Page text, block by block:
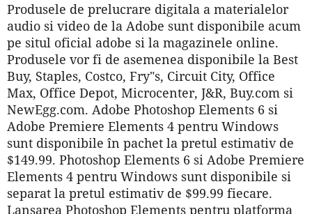
Produsele de prelucrare digitala a materialelor
audio si video de la Adobe sunt disponibile acum
pe situl oficial adobe si la magazinele online.
Produsele vor fi de asemenea disponibile la Best
Buy, Staples, Costco, Fry"s, Circuit City, Office
Max, Office Depot, Microcenter, J&R, Buy.com si
NewEgg.com. Adobe Photoshop Elements 6 si
Adobe Premiere Elements 4 pentru Windows
sunt disponibile în pachet la pretul estimativ de
$149.99. Photoshop Elements 6 si Adobe Premiere
Elements 4 pentru Windows sunt disponibile si
separat la pretul estimativ de $99.99 fiecare.
Lansarea Photoshop Elements pentru platforma